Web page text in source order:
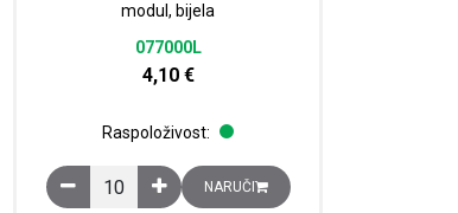
2 modula, bijela količina
modul, bijela
077000L
4,10 €
Raspoloživost:
Sklopka Mosaic, 10AX, 250V, 1 modul, bijela
NARUČI